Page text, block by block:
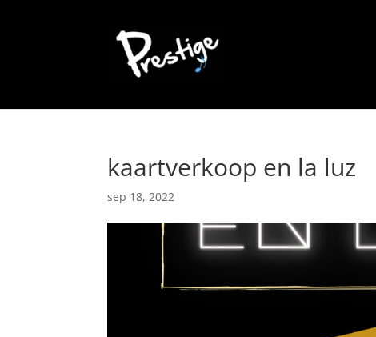
kaartverkoop en la luz
sep 18, 2022